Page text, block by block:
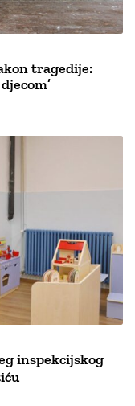
tragedije:
inspekcijskog